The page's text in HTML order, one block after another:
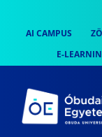
content
AI CAMPUS
E-